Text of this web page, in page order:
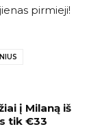
pirmieji!
į Milaną iš
tik €33